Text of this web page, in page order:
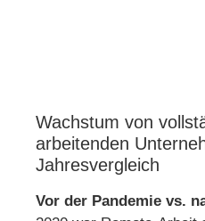
Wachstum von
arbeitenden
Jahresvergleich
Vor der Pandemie vs.